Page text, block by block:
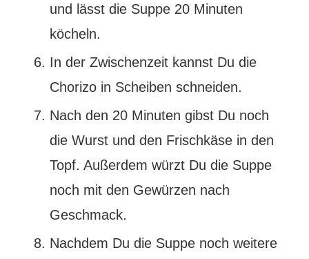
und lässt die Suppe 20 Minuten
köcheln.
In der Zwischenzeit kannst Du die
Chorizo in Scheiben schneiden.
Nach den 20 Minuten gibst Du noch
die Wurst und den Frischkäse in den
Topf. Außerdem würzt Du die Suppe
noch mit den Gewürzen nach
Geschmack.
Nachdem Du die Suppe noch weitere